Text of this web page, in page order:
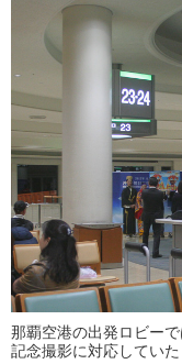
那覇空港の出発ロビー
記念撮影に対応していた